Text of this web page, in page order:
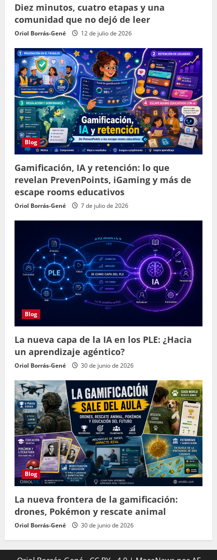
Diez minutos, cuatro etapas y una
comunidad que no dejó de leer
Oriol Borrás-Gené 12 de julio de 2026
Blog
Gamificación, IA y retención: lo que
revelan PrevenPoints, iGaming y más de
escape rooms educativos
Oriol Borrás-Gené 7 de julio de 2026
Blog
La nueva capa de la IA en los PLE: ¿Hacia
un aprendizaje agéntico?
Oriol Borrás-Gené 30 de junio de 2026
Blog
La nueva frontera de la gamificación:
drones, Pokémon y rescate animal
Oriol Borrás-Gené 30 de junio de 2026